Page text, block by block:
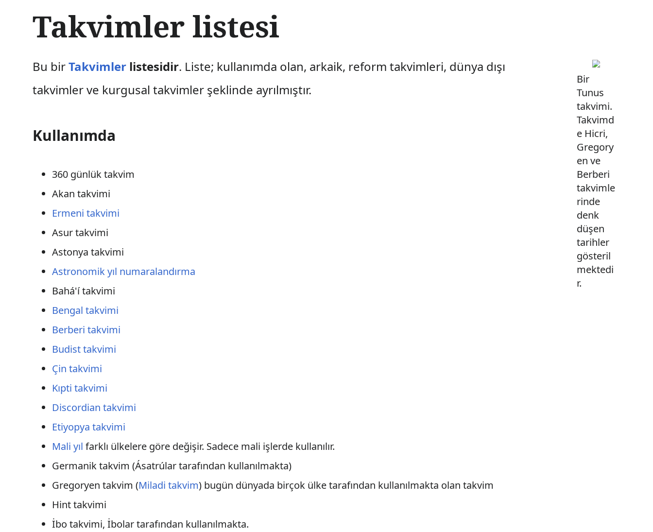
ç
e
t
Takvimler listesi
Bir
Tunus
takvimi.
Takvimd
e Hicri,
Gregory
en ve
Berberi
takvimle
rinde
denk
düşen
tarihler
gösteril
mektedi
r.
Bu birTakvimler listesidir. Liste; kullanımda olan, arkaik, reform takvimleri, dünya dışı
takvimler ve kurgusal takvimler şeklinde ayrılmıştır.
Kullanımda
360 günlük takvim
Akan takvimi
Ermeni takvimi
Asur takvimi
Astonya takvimi
Astronomik yıl numaralandırma
Bahá'í takvimi
Bengal takvimi
Berberi takvimi
Budist takvimi
Çin takvimi
Kıpti takvimi
Discordian takvimi
Etiyopya takvimi
Mali yıl farklı ülkelere göre değişir. Sadece mali işlerde kullanılır.
Germanik takvim (Ásatrúlar tarafından kullanılmakta)
Gregoryen takvim (Miladi takvim) bugün dünyada birçok ülke tarafından kullanılmakta olan takvim
Hint takvimi
İbo takvimi, İbolar tarafından kullanılmakta.